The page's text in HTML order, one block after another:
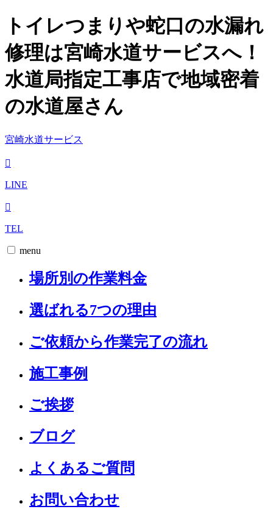
トイレつまりや蛇口の水漏れ
修理は宮崎水道サービスへ！
水道局指定工事店で地域密着
の水道屋さん
宮崎水道サービス
LINE
TEL
menu
場所別の作業料金
選ばれる7つの理由
ご依頼から作業完了の流れ
施工事例
ご挨拶
ブログ
よくあるご質問
お問い合わせ